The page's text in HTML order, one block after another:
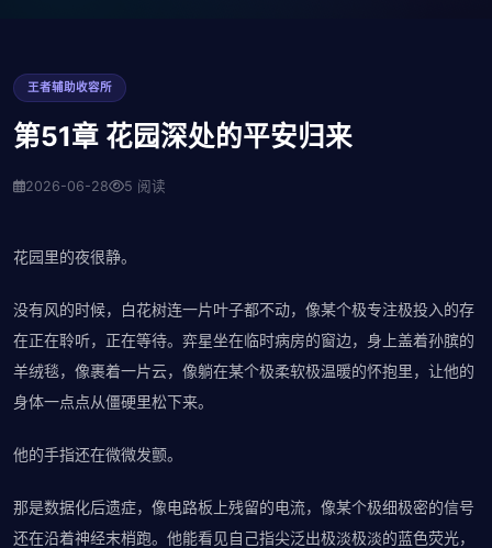
王者辅助收容所
第51章 花园深处的平安归来
2026-06-28 5 阅读
花园里的夜很静。
没有风的时候，白花树连一片叶子都不动，像某个极专注极投入的存
在正在聆听，正在等待。弈星坐在临时病房的窗边，身上盖着孙膑的
羊绒毯，像裹着一片云，像躺在某个极柔软极温暖的怀抱里，让他的
身体一点点从僵硬里松下来。
他的手指还在微微发颤。
那是数据化后遗症，像电路板上残留的电流，像某个极细极密的信号
还在沿着神经末梢跑。他能看见自己指尖泛出极淡极淡的蓝色荧光，